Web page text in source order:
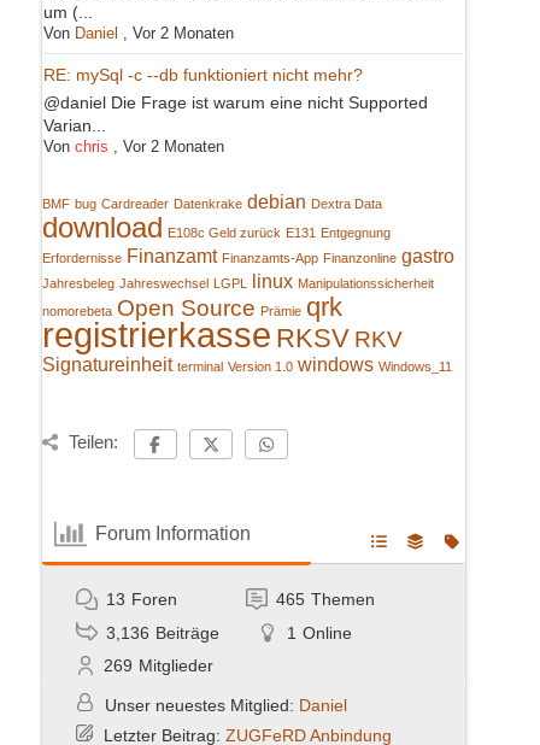
um (...
Von Daniel Vor 2 Monaten
RE: mySql -c --db funktioniert nicht mehr?
@daniel Die Frage ist warum eine nicht Supported
Varian...
Von chris Vor 2 Monaten
BMF bug Cardreader Datenkrake debian Dextra Data
download E108c Geld zurück E131 Entgegnung
Erfordernisse Finanzamt Finanzamts-App Finanzonline gastro
Jahresbeleg Jahreswechsel LGPL linux Manipulationssicherheit
nomorebeta Open Source Prämie qrk
registrierkasse RKSV RKV
Signatureinheit terminal Version 1.0 windows Windows_11
Teilen:
Forum Information
13 Foren 465 Themen
3,136 Beiträge 1 Online
269 Mitglieder
Unser neuestes Mitglied: Daniel
Letzter Beitrag: ZUGFeRD Anbindung